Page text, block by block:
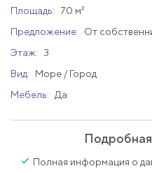
Площадь:
70 м²
Предложение:
От
Этаж:
3
Вид:
Море / Город
Мебель:
Да
Полная информация о